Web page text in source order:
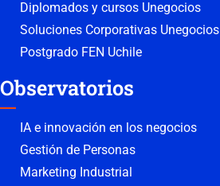
Diplomados y cursos Unegocios
Soluciones Corporativas Unegocios
Postgrado FEN Uchile
Observatorios
IA e innovación en los negocios
Gestión de Personas
Marketing Industrial